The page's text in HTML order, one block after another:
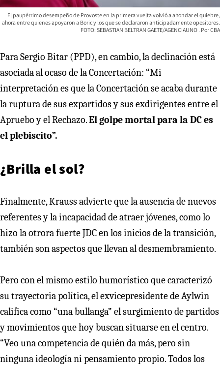
El paupérrimo desempeño de Provoste en la primera vuelta volvió a ahondar el quiebre,
ahora entre quienes apoyaron a Boric y los que se declararon anticipadamente opositores.
FOTO: SEBASTIAN BELTRAN GAETE/AGENCIAUNO
CBA
Para Sergio Bitar (PPD), en cambio, la declinación está
asociada al ocaso de la Concertación: “Mi
interpretación es que la Concertación se acaba durante
la ruptura de sus expartidos y sus exdirigentes entre el
Apruebo y el Rechazo.El golpe mortal para la DC es
el plebiscito”.
¿Brilla el sol?
Finalmente, Krauss advierte que la ausencia de nuevos
referentes y la incapacidad de atraer jóvenes, como lo
hizo la otrora fuerte JDC en los inicios de la transición,
también son aspectos que llevan al desmembramiento.
Pero con el mismo estilo humorístico que caracterizó
su trayectoria política, el exvicepresidente de Aylwin
califica como “una bullanga” el surgimiento de partidos
y movimientos que hoy buscan situarse en el centro.
“Veo una competencia de quién da más, pero sin
ninguna ideología ni pensamiento propio. Todos los